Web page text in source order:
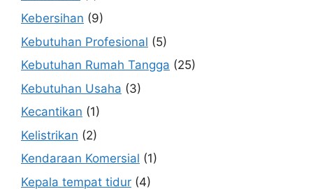
Kebersihan (9)
Kebutuhan Profesional (5)
Kebutuhan Rumah Tangga (25)
Kebutuhan Usaha (3)
Kecantikan (1)
Kelistrikan (2)
Kendaraan Komersial (1)
Kepala tempat tidur (4)